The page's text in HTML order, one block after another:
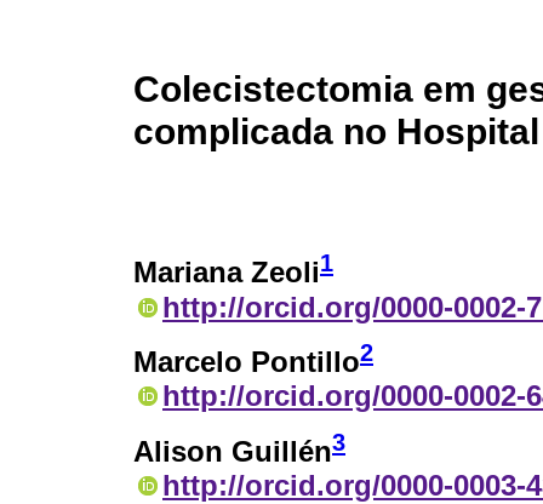
Colecistectomia em
complicada no
Mariana Zeoli1
http://orcid.org/0000-0002-
Marcelo Pontillo2
http://orcid.org/0000-0002-
Alison Guillén3
http://orcid.org/0000-0003-